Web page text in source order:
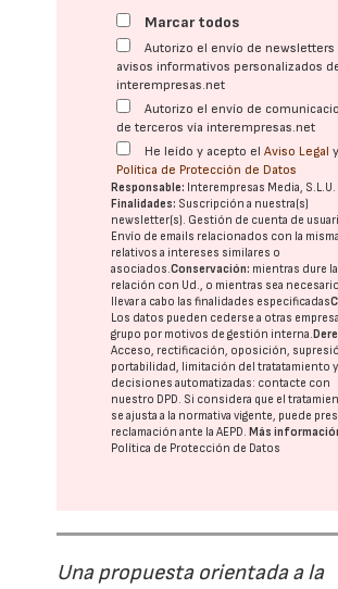
Marcar todos
Autorizo el envío de newsletters
avisos informativos personalizados
interempresas.net
Autorizo el envío de
de terceros vía interempresas.net
He leído y acepto elAviso Legal
Política de Protección de Datos
Responsable: Interempresas Media, S.L.U.
Finalidades: Suscripción a nuestra(s)
newsletter(s). Gestión de cuenta de
Envío de emails relacionados con la
relativos a intereses similares o
asociados.Conservación: mientras dure la
relación con Ud., o mientras sea
llevar a cabo las finalidades especificadas
Los datos pueden cederse a otras
grupo por motivos de gestión interna.
Acceso, rectificación, oposición,
portabilidad, limitación del tratatamiento y
decisiones automatizadas: contacte con
nuestro DPD. Si considera que el
se ajusta a la normativa vigente, puede
reclamación ante laAEPD.Más
Política de Protección de Datos
Una propuesta orientada a la